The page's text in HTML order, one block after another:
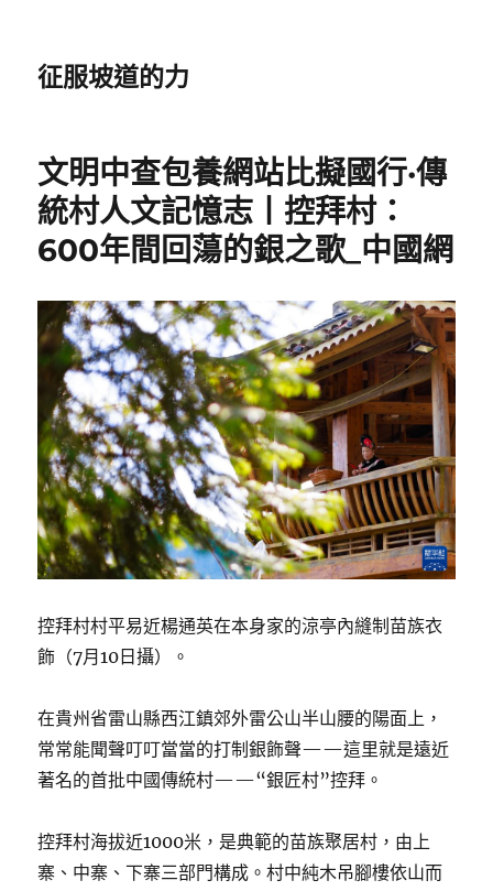
征服坡道的力
文明中查包養網站比擬國行·傳
統村人文記憶志丨控拜村：
600年間回蕩的銀之歌_中國網
控拜村村平易近楊通英在本身家的涼亭內縫制苗族衣
飾（7月10日攝）。
在貴州省雷山縣西江鎮郊外雷公山半山腰的陽面上，
常常能聞聲叮叮當當的打制銀飾聲——這里就是遠近
著名的首批中國傳統村——“銀匠村”控拜。
控拜村海拔近1000米，是典範的苗族聚居村，由上
寨、中寨、下寨三部門構成。村中純木吊腳樓依山而